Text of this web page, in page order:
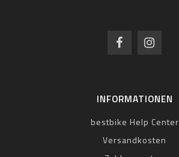
INFORMATIONEN
bestbike Help Center
Versandkosten